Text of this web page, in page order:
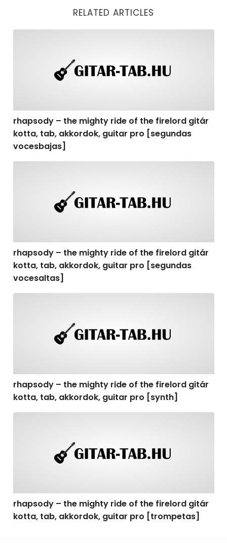
RELATED ARTICLES
rhapsody – the mighty ride of the firelord gitár
kotta, tab, akkordok, guitar pro [segundas
vocesbajas]
rhapsody – the mighty ride of the firelord gitár
kotta, tab, akkordok, guitar pro [segundas
vocesaltas]
rhapsody – the mighty ride of the firelord gitár
kotta, tab, akkordok, guitar pro [synth]
rhapsody – the mighty ride of the firelord gitár
kotta, tab, akkordok, guitar pro [trompetas]